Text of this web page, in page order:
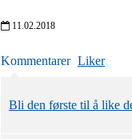
11.02.2018
Kommentarer Liker
Bli den første til å like